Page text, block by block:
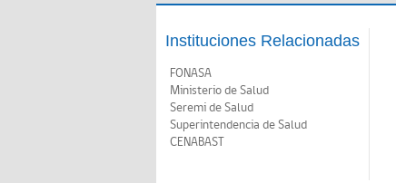
Instituciones Relacionadas
FONASA
Ministerio de Salud
Seremi de Salud
Superintendencia de Salud
CENABAST